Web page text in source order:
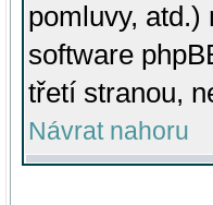
pomluvy, atd.)
software
třetí stranou,
Návrat nahoru